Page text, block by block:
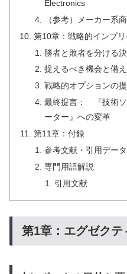
Electronics
（参考）メーカー系
第10章：戦略的インプ
勝者と敗者を分ける
捉えるべき機会と備
戦略的オプションの
最終提言： 『技術ソ
ーター』への変革
第11章：付録
参考文献・引用デー
専門用語解説
引用文献
第1章：エグゼクテ